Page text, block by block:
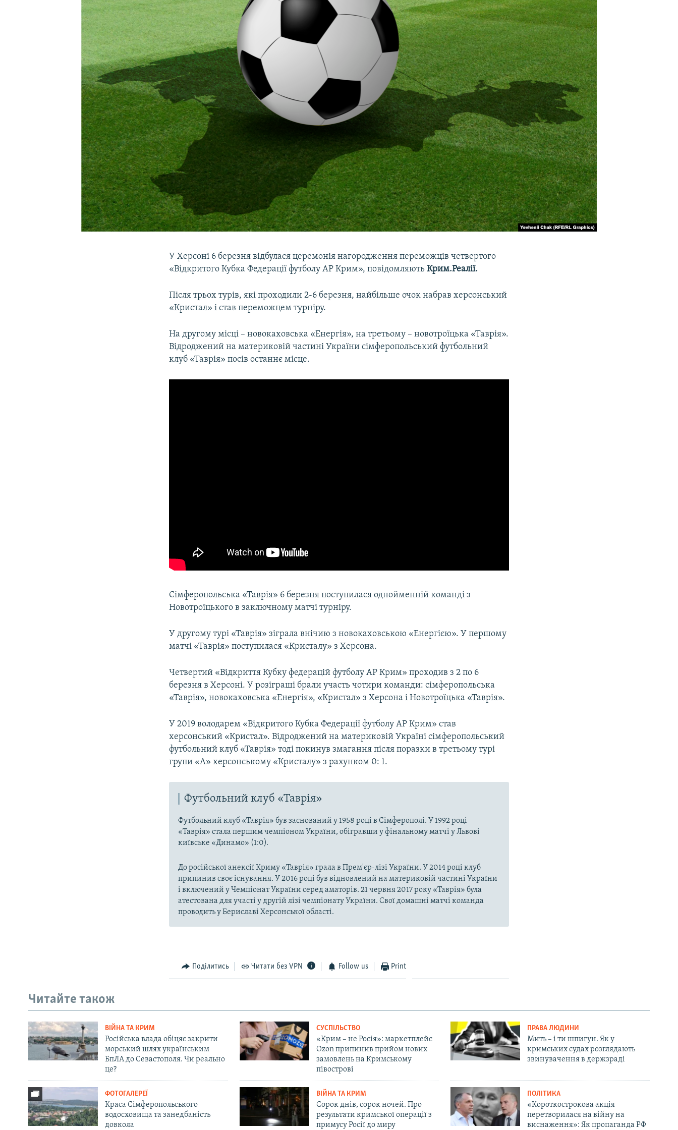
УКРАЇНСЬКА ПРОБЛЕМА КРИМУ
У Херсоні 6 березня відбулася церемонія нагородження переможців четвертого
«Відкритого Кубка Федерації футболу АР Крим», повідомляють Крим.Реалії.
Після трьох турів, які проходили 2-6 березня, найбільше очок набрав херсонський
«Кристал» і став переможцем турніру.
На другому місці – новокаховська «Енергія», на третьому – новотроїцька «Таврія».
Відроджений на материковій частині України сімферопольський футбольний
клуб «Таврія» посів останнє місце.
Сімферопольська «Таврія» 6 березня поступилася однойменній команді з
Новотроїцького в заключному матчі турніру.
У другому турі «Таврія» зіграла внічию з новокаховською «Енергією». У першому
матчі «Таврія» поступилася «Кристалу» з Херсона.
Четвертий «Відкриття Кубку федерацій футболу АР Крим» проходив з 2 по 6
березня в Херсоні. У розіграші брали участь чотири команди: сімферопольська
«Таврія», новокаховська «Енергія», «Кристал» з Херсона і Новотроїцька «Таврія».
У 2019 володарем «Відкритого Кубка Федерації футболу АР Крим» став
херсонський «Кристал». Відроджений на материковій Україні сімферопольський
футбольний клуб «Таврія» тоді покинув змагання після поразки в третьому турі
групи «А» херсонському «Кристалу» з рахунком 0: 1.
Футбольний клуб «Таврія»
Футбольний клуб «Таврія» був заснований у 1958 році в Сімферополі. У 1992 році
«Таврія» стала першим чемпіоном України, обігравши у фінальному матчі у Львові
київське «Динамо» (1:0).
До російської анексії Криму «Таврія» грала в Прем'єр-лізі України. У 2014 році клуб
припинив своє існування. У 2016 році був відновлений на материковій частині України
і включений у Чемпіонат України серед аматорів. 21 червня 2017 року «Таврія» була
атестована для участі у другій лізі чемпіонату України. Свої домашні матчі команда
проводить у Бериславі Херсонської області.
Поділитись Читати без VPN Follow us Print
Читайте також
ВІЙНА ТА КРИМ
Російська влада обіцяє закрити
морський шлях українським
БпЛА до Севастополя. Чи реально
це?
СУСПІЛЬСТВО
«Крим – не Росія»: маркетплейс
Ozon припинив прийом нових
замовлень на Кримському
півострові
ПРАВА ЛЮДИНИ
Мить – і ти шпигун. Як у
кримських судах розглядають
звинувачення в держзраді
ФОТОГАЛЕРЕЇ
Краса Сімферопольського
водосховища та занедбаність
довкола
ВІЙНА ТА КРИМ
Сорок днів, сорок ночей. Про
результати кримської операції з
примусу Росії до миру
ПОЛІТИКА
«Короткострокова акція
перетворилася на війну на
виснаження»: Як пропаганда РФ